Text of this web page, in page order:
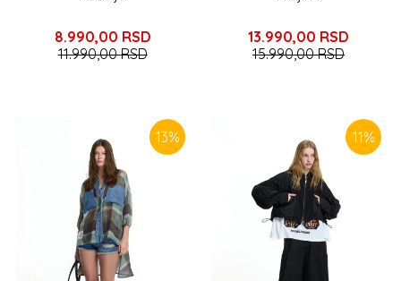
8.990,00 RSD
11.990,00RSD
13.990,00 RSD
15.990,00RSD
13% 11%